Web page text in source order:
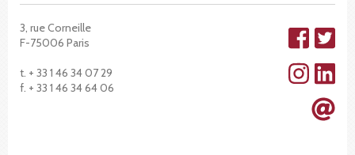
3, rue Corneille
F-75006 Paris
t. + 33 1 46 34 07 29
f. + 33 1 46 34 64 06